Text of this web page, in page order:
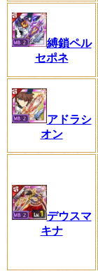
縛鎖ペル
セポネ
アドラシ
オン
デウスマ
キナ